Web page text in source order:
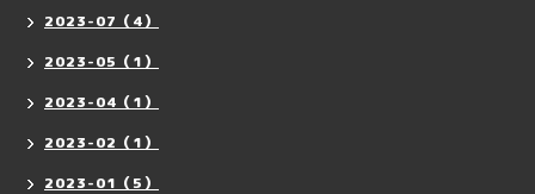
2023-07（4）
2023-05（1）
2023-04（1）
2023-02（1）
2023-01（5）